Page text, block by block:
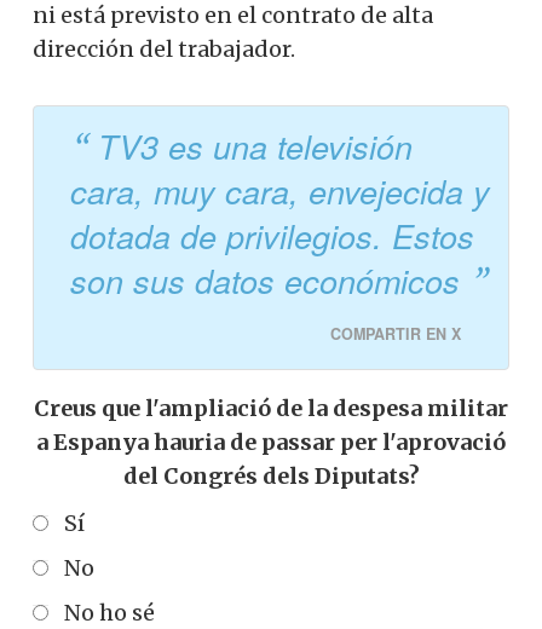
ni está previsto en el contrato de alta
dirección del trabajador.
TV3 es una televisión
cara, muy cara, envejecida y
dotada de privilegios. Estos
son sus datos económicos
COMPARTIR EN X
Creus que l'ampliació de la despesa militar
a Espanya hauria de passar per l'aprovació
del Congrés dels Diputats?
Sí
No
No ho sé